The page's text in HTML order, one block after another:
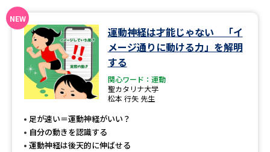
新増設大学・学部・学科特集
データサイエンス特集 奨学金・特待生制度特集
デジタルパンフレット 進路の３択
新学年スタート号特集ページ
（高3生用）
新学年スタート号特集ページ
SELFBRAND特集ページ
運動神経は才能じゃない 「イ
メージ通りに動ける力」を解明
する
関心ワード：運動
聖カタリナ大学
松本 行矢 先生
足が速い＝運動神経がいい？
自分の動きを認識する
運動神経は後天的に伸ばせる